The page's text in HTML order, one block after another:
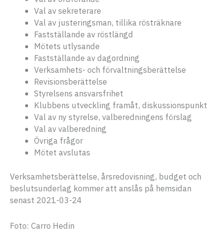
Val av sekreterare
Val av justeringsman, tillika rösträknare
Fastställande av röstlängd
Mötets utlysande
Fastställande av dagordning
Verksamhets- och förvaltningsberättelse
Revisionsberättelse
Styrelsens ansvarsfrihet
Klubbens utveckling framåt, diskussionspunkt
Val av ny styrelse, valberedningens förslag
Val av valberedning
Övriga frågor
Mötet avslutas
Verksamhetsberättelse, årsredovisning, budget och
beslutsunderlag kommer att anslås på hemsidan
senast 2021-03-24
Foto: Carro Hedin